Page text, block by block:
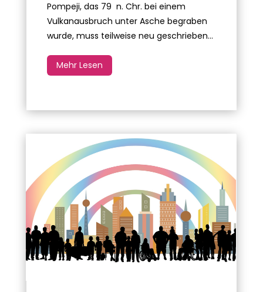
Pompeji, das 79 n. Chr. bei einem
Vulkanausbruch unter Asche begraben
wurde, muss teilweise neu geschrieben...
Mehr Lesen